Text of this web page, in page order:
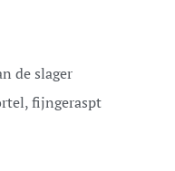
de slager
fijngeraspt